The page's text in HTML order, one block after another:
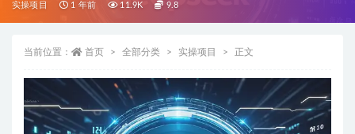
实操项目 1 年前 11.9K 9.8
当前位置： 首页 全部分类 实操项目 正文